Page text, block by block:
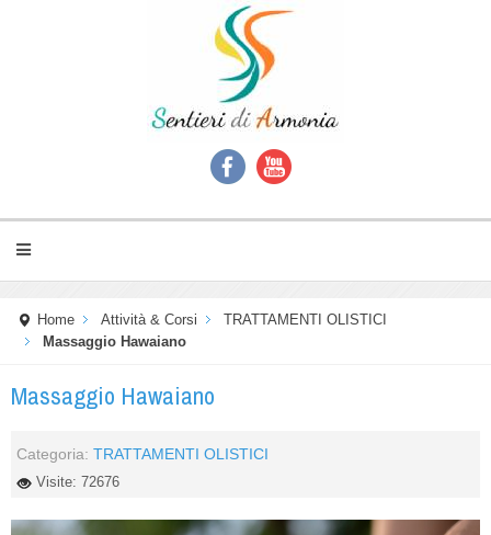
Home Attività & Corsi
TRATTAMENTI OLISTICI
Massaggio Hawaiano
Massaggio Hawaiano
Categoria: TRATTAMENTI OLISTICI
Visite: 72676